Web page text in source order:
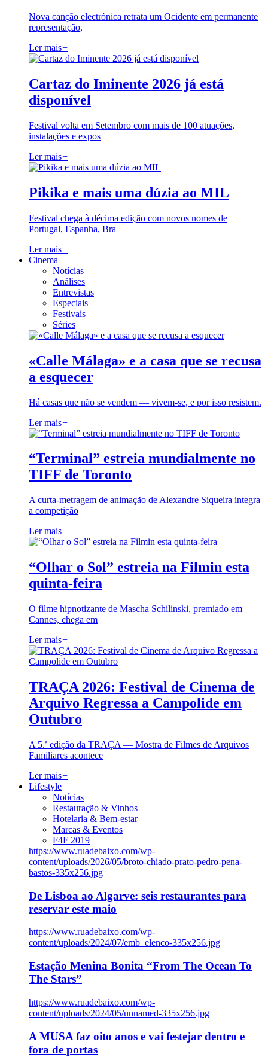
Nova canção electrónica retrata um Ocidente em permanente
representação,
Ler mais+
Cartaz do Iminente 2026 já está
disponível
Festival volta em Setembro com mais de 100 atuações,
instalações e expos
Ler mais+
Pikika e mais uma dúzia ao MIL
Festival chega à décima edição com novos nomes de
Portugal, Espanha, Bra
Ler mais+
Cinema
Notícias
Análises
Entrevistas
Especiais
Festivais
Séries
«Calle Málaga» e a casa que se recusa
a esquecer
Há casas que não se vendem — vivem-se, e por isso resistem.
Ler mais+
“Terminal” estreia mundialmente no
TIFF de Toronto
A curta-metragem de animação de Alexandre Siqueira integra
a competição
Ler mais+
“Olhar o Sol” estreia na Filmin esta
quinta-feira
O filme hipnotizante de Mascha Schilinski, premiado em
Cannes, chega em
Ler mais+
TRAÇA 2026: Festival de Cinema de
Arquivo Regressa a Campolide em
Outubro
A 5.ª edição da TRAÇA — Mostra de Filmes de Arquivos
Familiares acontece
Ler mais+
Lifestyle
Notícias
Restauração & Vinhos
Hotelaria & Bem-estar
Marcas & Eventos
F4F 2019
https://www.ruadebaixo.com/wp-
content/uploads/2026/05/broto-chiado-prato-pedro-pena-
bastos-335x256.jpg
De Lisboa ao Algarve: seis restaurantes para
reservar este maio
https://www.ruadebaixo.com/wp-
content/uploads/2024/07/emb_elenco-335x256.jpg
Estação Menina Bonita “From The Ocean To
The Stars”
https://www.ruadebaixo.com/wp-
content/uploads/2024/05/unnamed-335x256.jpg
A MUSA faz oito anos e vai festejar dentro e
fora de portas